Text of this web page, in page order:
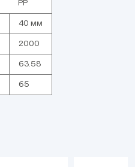
PP
40 мм
2000
63.58
65